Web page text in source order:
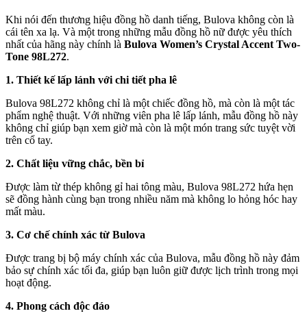
Khi nói đến thương hiệu đồng hồ danh tiếng, Bulova không còn là
cái tên xa lạ. Và một trong những mẫu đồng hồ nữ được yêu thích
nhất của hãng này chính là Bulova Women’s Crystal Accent Two-
Tone 98L272.
1. Thiết kế lấp lánh với chi tiết pha lê
Bulova 98L272 không chỉ là một chiếc đồng hồ, mà còn là một tác
phẩm nghệ thuật. Với những viên pha lê lấp lánh, mẫu đồng hồ này
không chỉ giúp bạn xem giờ mà còn là một món trang sức tuyệt vời
trên cổ tay.
2. Chất liệu vững chắc, bền bỉ
Được làm từ thép không gỉ hai tông màu, Bulova 98L272 hứa hẹn
sẽ đồng hành cùng bạn trong nhiều năm mà không lo hỏng hóc hay
mất màu.
3. Cơ chế chính xác từ Bulova
Được trang bị bộ máy chính xác của Bulova, mẫu đồng hồ này đảm
bảo sự chính xác tối đa, giúp bạn luôn giữ được lịch trình trong mọi
hoạt động.
4. Phong cách độc đáo